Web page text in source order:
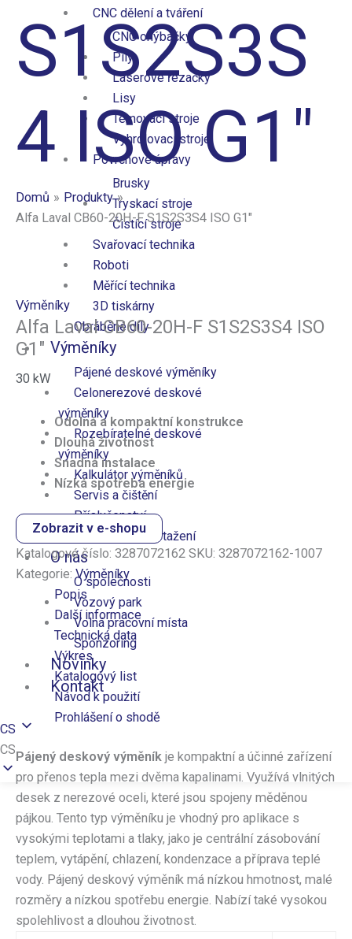
CNC dělení a tváření
CNC ohýbačky
Pily
Laserové řezačky
Lisy
Temovací stroje
Vyhrdlovací stroje
Povrchové úpravy
Brusky
Tryskací stroje
Čistící stroje
Svařovací technika
Roboti
Měřící technika
3D tiskárny
Obráběné díly
Výměníky
Pájené deskové výměníky
Celonerezové deskové​
výměníky
Rozebíratelné deskové
výměníky
Kalkulátor výměníků
Servis a čištění
Příslušenství
Dokumenty ke stažení
O nás
O společnosti
Vozový park
Volná pracovní místa
Sponzoring
Novinky
Kontakt
CS
CS
S1S2S3S
4 ISO G1″
Domů
Produkty
Alfa Laval CB60-20H-F S1S2S3S4 ISO G1″
Výměníky
Alfa Laval CB60-20H-F S1S2S3S4 ISO
G1″
30 kW
Odolná a kompaktní konstrukce
Dlouhá životnost
Snadná instalace
Nízká spotřeba energie
Zobrazit v e-shopu
Katalogové číslo: 3287072162 SKU: 3287072162-1007
Kategorie: Výměníky
Popis
Další informace
Technická data
Výkres
Katalogový list
Návod k použití
Prohlášení o shodě
Pájený deskový výměník je kompaktní a účinné zařízení
pro přenos tepla mezi dvěma kapalinami. Využívá vlnitých
desek z nerezové oceli, které jsou spojeny měděnou
pájkou. Tento typ výměníku je vhodný pro aplikace s
vysokými teplotami a tlaky, jako je centrální zásobování
teplem, vytápění, chlazení, kondenzace a příprava teplé
vody. Pájený deskový výměník má nízkou hmotnost, malé
rozměry a nízkou spotřebu energie. Nabízí také vysokou
spolehlivost a dlouhou životnost.